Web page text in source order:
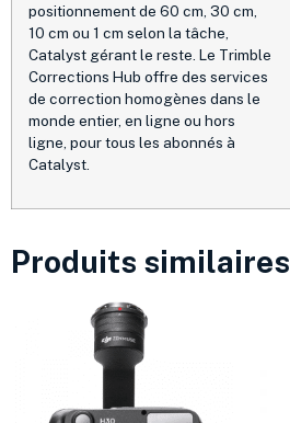
positionnement de 60 cm, 30 cm,
10 cm ou 1 cm selon la tâche,
Catalyst gérant le reste. Le Trimble
Corrections Hub offre des services
de correction homogènes dans le
monde entier, en ligne ou hors
ligne, pour tous les abonnés à
Catalyst.
Produits similaires